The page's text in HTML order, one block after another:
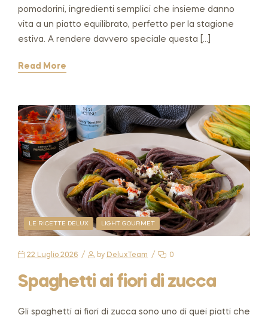
pomodorini, ingredienti semplici che insieme danno
vita a un piatto equilibrato, perfetto per la stagione
estiva. A rendere davvero speciale questa […]
Read More
LE RICETTE DELUX LIGHT GOURMET
22 Luglio 2026 by DeluxTeam 0
Spaghetti ai fiori di zucca
Gli spaghetti ai fiori di zucca sono uno di quei piatti che